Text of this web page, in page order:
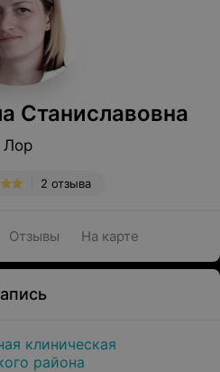
Станиславовна
Лор
2 отзыва
Отзывы На карте
клиническая
района